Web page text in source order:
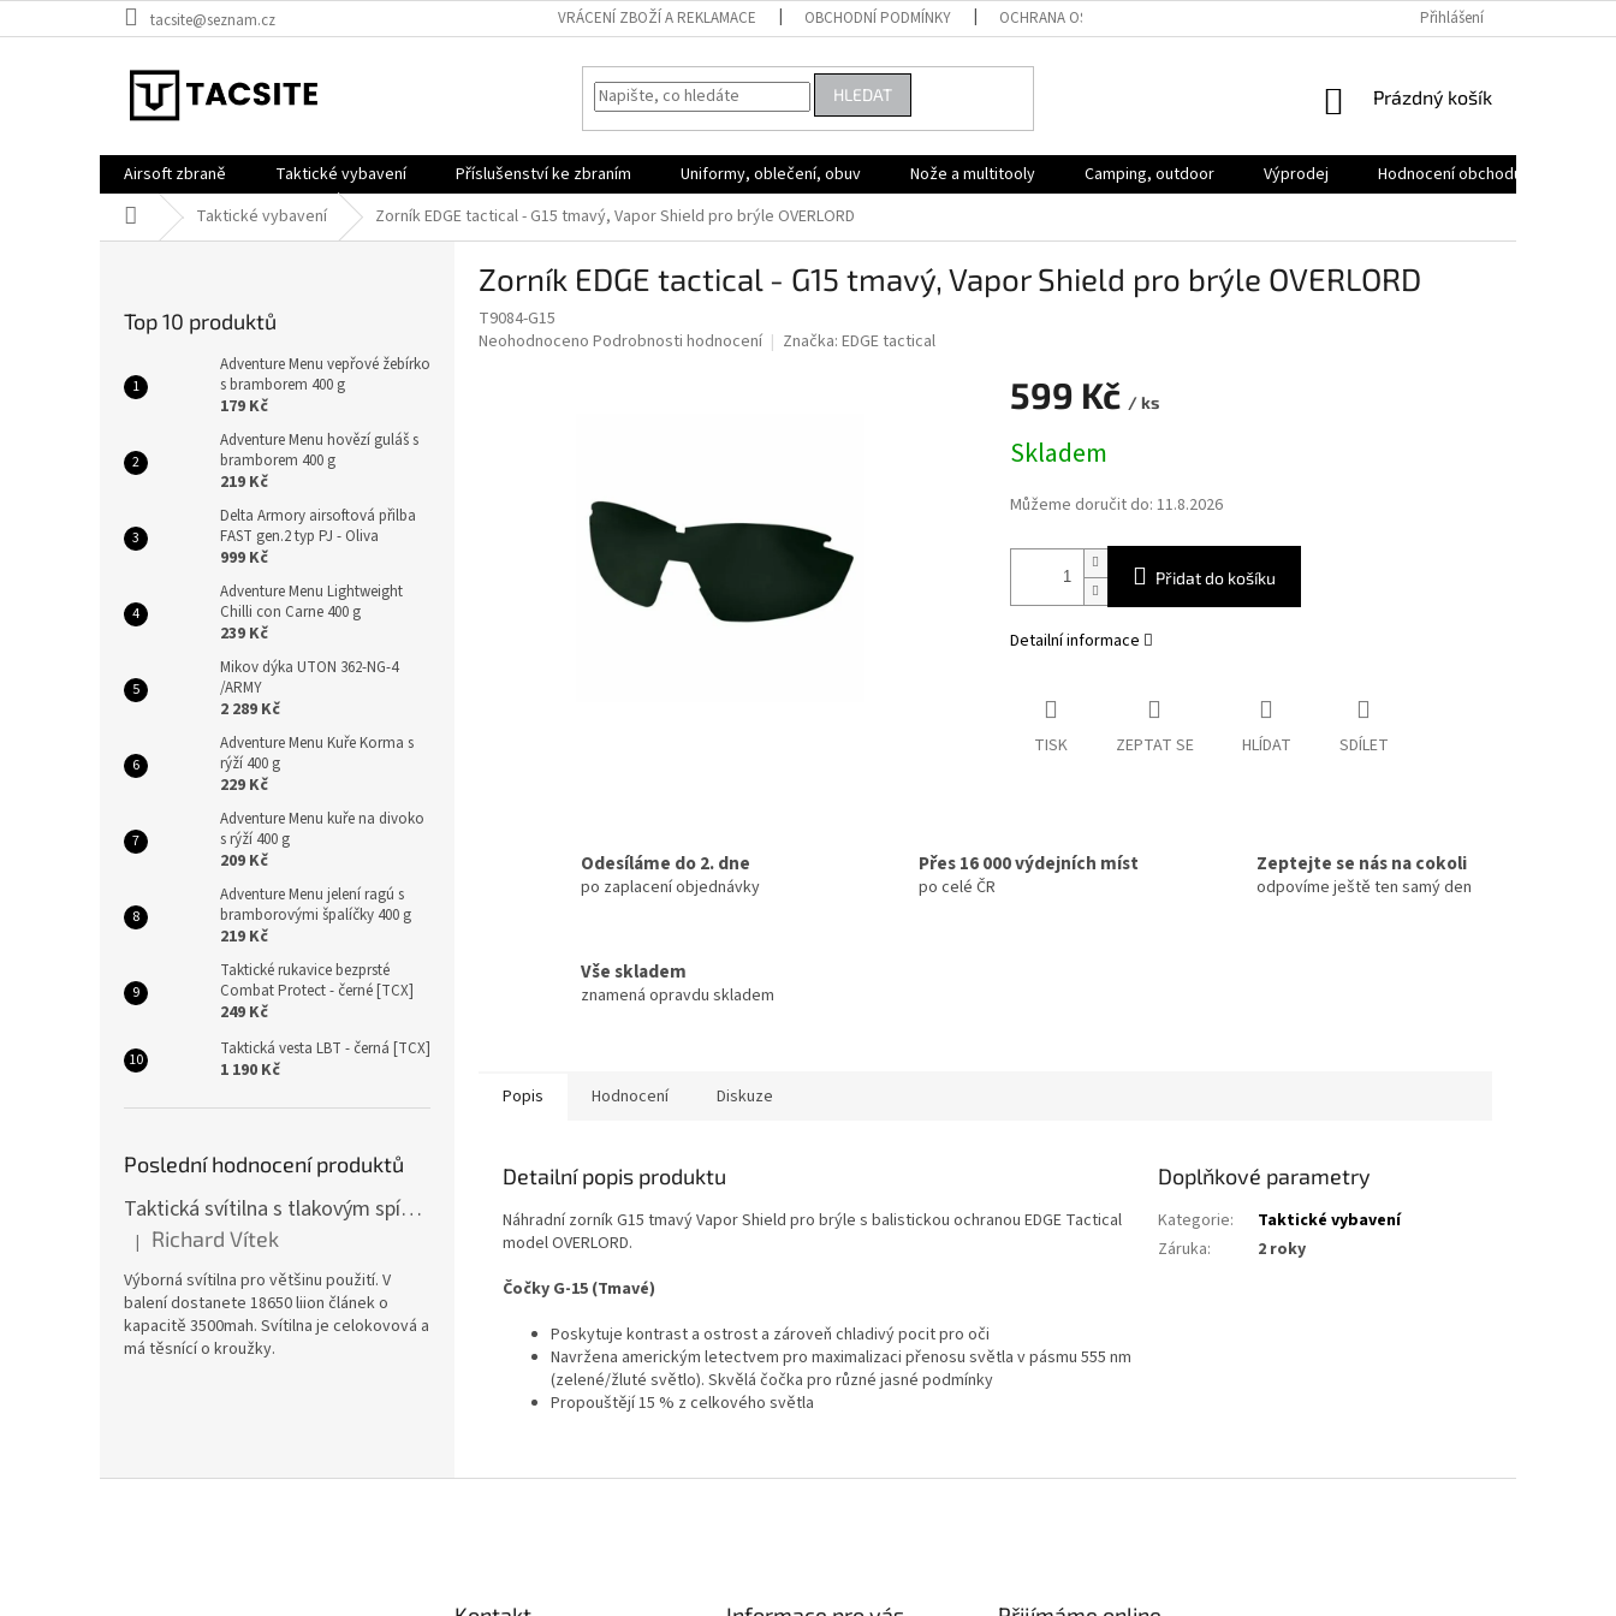
na
tacsite@seznam.cz VRÁCENÍ ZBOŽÍ A REKLAMACE OBCHODNÍ PODMÍNKY OCHRANA OSOBNÍCH ÚDAJŮ Přihlášení
HLEDAT
NÁKUPNÍ
Prázdný košík
Airsoft zbraně Taktické vybavení Příslušenství ke zbraním Uniformy, oblečení, obuv Nože a multitooly Camping, outdoor Výprodej Hodnocení obchodu
Domů Taktické vybavení Zorník EDGE tactical - G15 tmavý, Vapor Shield pro brýle OVERLORD
Top 10 produktů
Adventure Menu vepřové žebírko
s bramborem 400 g
179 Kč
Adventure Menu hovězí guláš s
bramborem 400 g
219 Kč
Delta Armory airsoftová přilba
FAST gen.2 typ PJ - Oliva
999 Kč
Adventure Menu Lightweight
Chilli con Carne 400 g
239 Kč
Mikov dýka UTON 362-NG-4
/ARMY
2 289 Kč
Adventure Menu Kuře Korma s
rýží 400 g
229 Kč
Adventure Menu kuře na divoko
s rýží 400 g
209 Kč
Adventure Menu jelení ragú s
bramborovými špalíčky 400 g
219 Kč
Taktické rukavice bezprsté
Combat Protect - černé [TCX]
249 Kč
Taktická vesta LBT - černá [TCX]
1 190 Kč
Poslední hodnocení produktů
Taktická svítilna s tlakovým spínačem [TCX]
Hodnocení produktu je 5 z 5 hvězdiček.
| Richard Vítek
Výborná svítilna pro většinu použití. V
balení dostanete 18650 liion článek o
kapacitě 3500mah. Svítilna je celokovová a
má těsnící o kroužky.
Zorník EDGE tactical - G15 tmavý, Vapor Shield pro brýle OVERLORD
T9084-G15
Průměrné
Neohodnoceno Podrobnosti hodnocení Značka: EDGE tactical
599 Kč / ks
cena:
Skladem
Můžeme doručit do: 11.8.2026
Přidat do košíku
Detailní informace
TISK ZEPTAT SE HLÍDAT SDÍLET
Odesíláme do 2. dne
po zaplacení objednávky
Přes 16 000 výdejních míst
po celé ČR
Zeptejte se nás na cokoli
odpovíme ještě ten samý den
Vše skladem
znamená opravdu skladem
Popis Hodnocení Diskuze
Detailní popis produktu
Náhradní zorník G15 tmavý Vapor Shield pro brýle s balistickou ochranou EDGE Tactical
model OVERLORD.
Čočky G-15 (Tmavé)
Poskytuje kontrast a ostrost a zároveň chladivý pocit pro oči
Navržena americkým letectvem pro maximalizaci přenosu světla v pásmu 555 nm
(zelené/žluté světlo). Skvělá čočka pro různé jasné podmínky
Propouštějí 15 % z celkového světla
Doplňkové parametry
Kategorie:
Taktické vybavení
Záruka: 2 roky